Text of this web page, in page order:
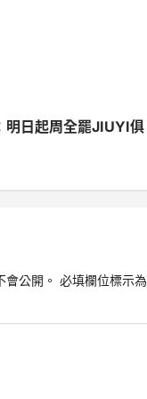
明日起周全罷JIUYI俱
公開。 必填欄位標示為